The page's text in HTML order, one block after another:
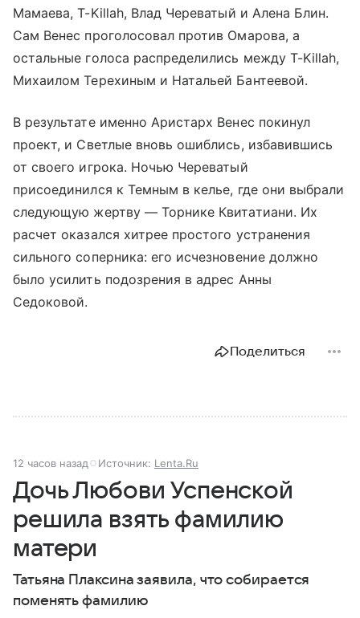
Мамаева, T-Killah, Влад Череватый и Алена Блин.
Сам Венес проголосовал против Омарова, а
остальные голоса распределились между T-Killah,
Михаилом Терехиным и Натальей Бантеевой.
В результате именно Аристарх Венес покинул
проект, и Светлые вновь ошиблись, избавившись
от своего игрока. Ночью Череватый
присоединился к Темным в келье, где они выбрали
следующую жертву — Торнике Квитатиани. Их
расчет оказался хитрее простого устранения
сильного соперника: его исчезновение должно
было усилить подозрения в адрес Анны
Седоковой.
Поделиться
12 часов назад Источник: Lenta.Ru
Дочь Любови Успенской
решила взять фамилию
матери
Татьяна Плаксина заявила, что собирается
поменять фамилию